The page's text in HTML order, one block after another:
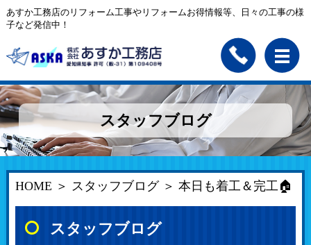
あすか工務店のリフォーム工事やリフォームお得情報等、日々の工事の様
子など発信中！
スタッフブログ
HOME ＞ スタッフブログ＞ 本日も着工＆完工🏠
スタッフブログ